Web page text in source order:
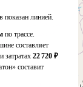
показан линией.
по трассе.
составляет
затратах 22 720 ₽
составит